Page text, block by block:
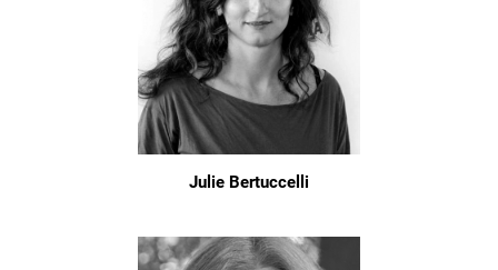
Julie Bertuccelli